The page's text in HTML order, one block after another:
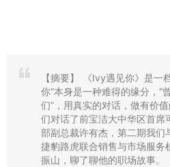
【摘要】
《Ivy遇见你》是一
你”本身是一种难得的缘分，“
们”，用真实的对话，做有价
们对话了前宝洁大中华区首席
部副总裁许有杰，第二期我们
捷豹路虎联合销售与市场服务
振山，聊了聊他的职场故事。